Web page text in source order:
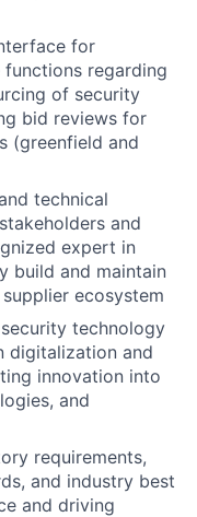
for
functions regarding
of security
bid reviews for
(greenfield and
technical
and
expert in
build and maintain
ecosystem
technology
digitalization and
innovation into
and
requirements,
and industry best
and driving